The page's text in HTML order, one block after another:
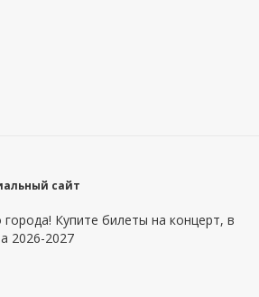
сайт
Купите билеты на концерт, в
2026-2027